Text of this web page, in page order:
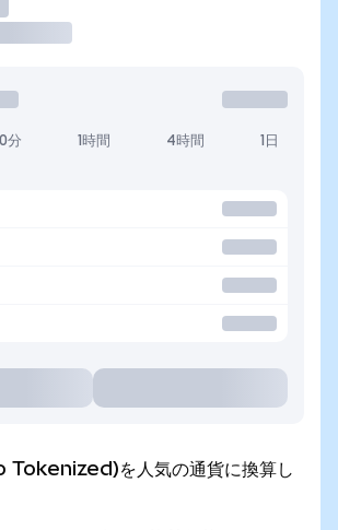
分 1時間 4時間 1日
を人気の通貨に換算し